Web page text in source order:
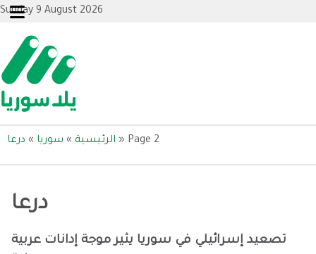
Sunday 9 August 2026
الرئيسية » سوريا » درعا » Page 2
درعا
تصعيد إسرائيلي في سوريا يثير موجة إدانات عربية